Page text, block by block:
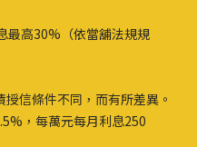
最高30%（依當舖法規規
信條件不同，而有所差異。
，每萬元每月利息250